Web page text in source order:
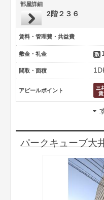
部屋詳細
2階２３６
賃料・管理費・共益費
敷金・礼金
間取・面積
アピールポイント
パークキューブ大